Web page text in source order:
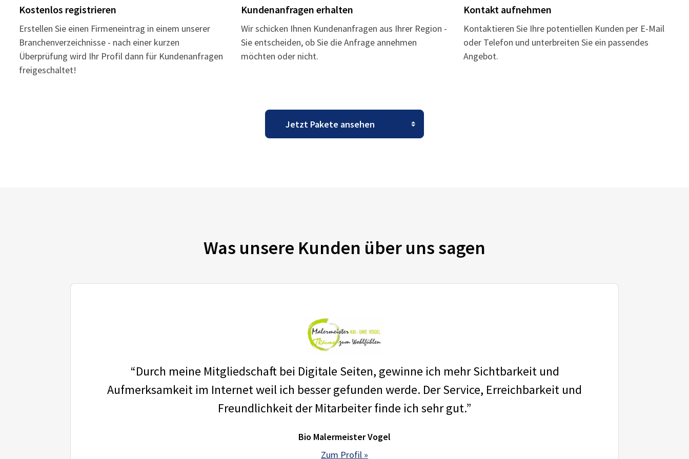
Kostenlos registrieren
Erstellen Sie einen Firmeneintrag in einem unserer
Branchenverzeichnisse - nach einer kurzen
Überprüfung wird Ihr Profil dann für Kundenanfragen
freigeschaltet!
Kundenanfragen erhalten
Wir schicken Ihnen Kundenanfragen aus Ihrer Region -
Sie entscheiden, ob Sie die Anfrage annehmen
möchten oder nicht.
Kontakt aufnehmen
Kontaktieren Sie Ihre potentiellen Kunden per E-Mail
oder Telefon und unterbreiten Sie ein passendes
Angebot.
Was unsere Kunden über uns sagen
“Durch meine Mitgliedschaft bei Digitale Seiten, gewinne ich mehr Sichtbarkeit und
Aufmerksamkeit im Internet weil ich besser gefunden werde. Der Service, Erreichbarkeit und
Freundlichkeit der Mitarbeiter finde ich sehr gut.”
Bio Malermeister Vogel
Zum Profil »